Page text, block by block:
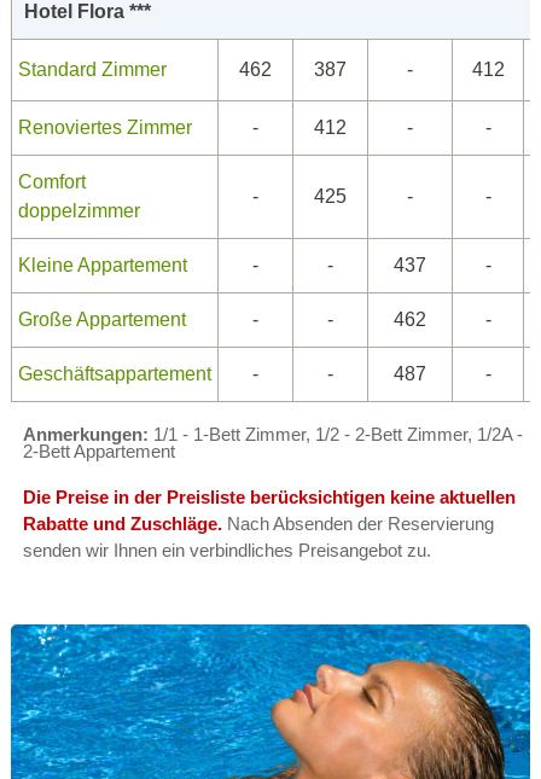
Hotel Flora ***
Standard Zimmer 462 387 - 412
Renoviertes Zimmer - 412 - -
Comfort
doppelzimmer
- 425 - -
Kleine Appartement - - 437 -
Große Appartement - - 462 -
Geschäftsappartement - - 487 -
Anmerkungen: 1/1 - 1-Bett Zimmer, 1/2 - 2-Bett Zimmer, 1/2A -
2-Bett Appartement
Die Preise in der Preisliste berücksichtigen keine aktuellen
Rabatte und Zuschläge. Nach Absenden der Reservierung
senden wir Ihnen ein verbindliches Preisangebot zu.